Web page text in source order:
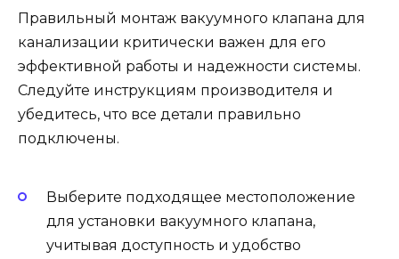
Правильный монтаж вакуумного клапана для
канализации критически важен для его
эффективной работы и надежности системы.
Следуйте инструкциям производителя и
убедитесь, что все детали правильно
подключены.
Выберите подходящее местоположение
для установки вакуумного клапана,
учитывая доступность и удобство